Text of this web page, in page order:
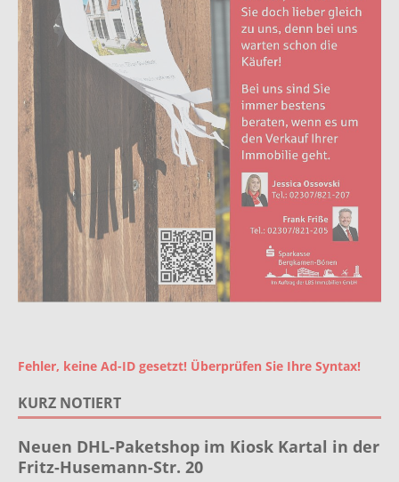
Fehler, keine Ad-ID gesetzt! Überprüfen Sie Ihre Syntax!
KURZ NOTIERT
Neuen DHL-Paketshop im Kiosk Kartal in der
Fritz-Husemann-Str. 20